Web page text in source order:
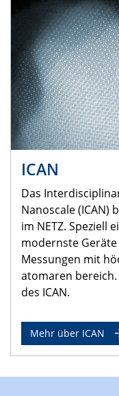
ICAN
Das
Nanoscale (ICAN)
im NETZ. Speziell
modernste
Messungen mit
atomaren
des ICAN.
Mehr über ICAN